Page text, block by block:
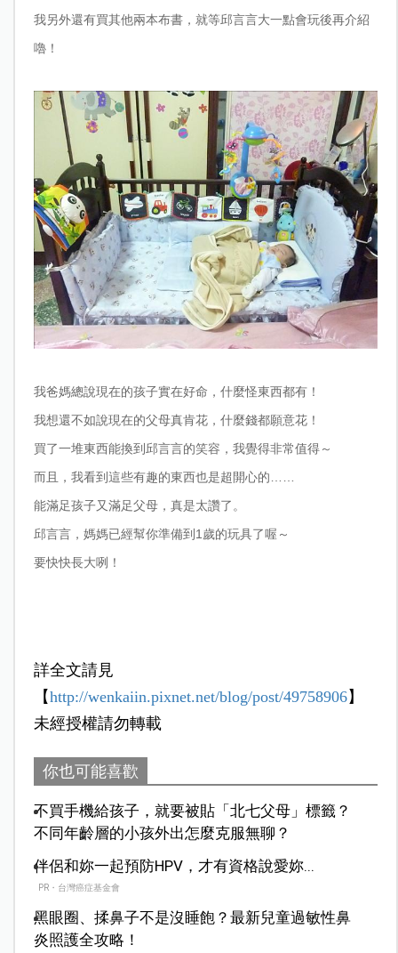
我另外還有買其他兩本布書，就等邱言言大一點會玩後再介紹
嚕！
我爸媽總說現在的孩子實在好命，什麼怪東西都有！
我想還不如說現在的父母真肯花，什麼錢都願意花！
買了一堆東西能換到邱言言的笑容，我覺得非常值得～
而且，我看到這些有趣的東西也是超開心的……
能滿足孩子又滿足父母，真是太讚了。
邱言言，媽媽已經幫你準備到1歲的玩具了喔～
要快快長大咧！
詳全文請見
【http://wenkaiin.pixnet.net/blog/post/49758906】
未經授權請勿轉載
你也可能喜歡
不買手機給孩子，就要被貼「北七父母」標籤？
不同年齡層的小孩外出怎麼克服無聊？
伴侶和妳一起預防HPV，才有資格說愛妳...
PR・台灣癌症基金會
黑眼圈、揉鼻子不是沒睡飽？最新兒童過敏性鼻
炎照護全攻略！